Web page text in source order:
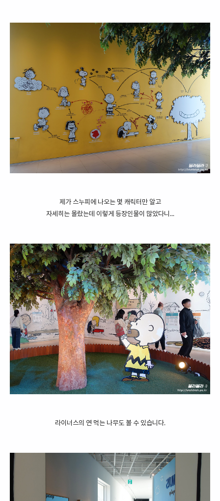
제가 스누피에 나오는 몇 캐릭터만 알고
자세히는 몰랐는데 이렇게 등장인물이 많았다니...
라이너스의 연 먹는 나무도 볼 수 있습니다.